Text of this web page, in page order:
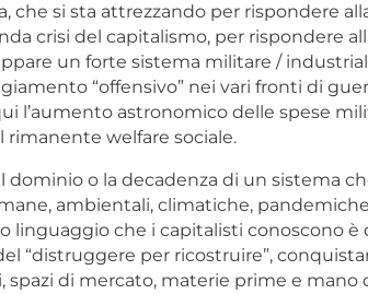
che si sta attrezzando per rispondere
crisi del capitalismo, per rispondere
un forte sistema militare /
“offensivo” nei vari fronti di
l’aumento astronomico delle spese
rimanente welfare sociale.
dominio o la decadenza di un sistema
ambientali, climatiche,
linguaggio che i capitalisti conoscono è
“distruggere per ricostruire”,
di mercato, materie prime e mano